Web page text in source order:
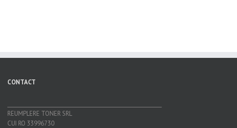
CONTACT
REUMPLERE TONER SRL
CUI RO 33996730